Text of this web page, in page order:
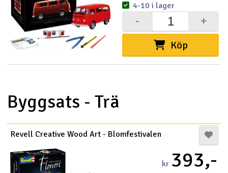
Köp
+
-
4-10 i lager
Byggsats - Trä
Revell Creative Wood Art - Blomfestivalen
kr 393,-